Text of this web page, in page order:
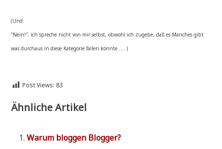
(Und:
"Nein!", ich spre­che nicht von mir selbst, obwohl ich zuge­be, daß es Man­ches gibt
was durch­aus in die­se Kate­go­rie fal­len könnte .... )
Post Views: 83
Ähnliche Artikel
War­um blog­gen Blogger?